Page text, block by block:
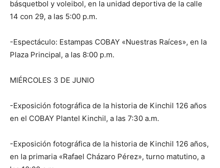
básquetbol y voleibol, en la unidad deportiva de la calle
14 con 29, a las 5:00 p.m.
-Espectáculo: Estampas COBAY «Nuestras Raíces», en la
Plaza Principal, a las 8:00 p.m.
MIÉRCOLES 3 DE JUNIO
-Exposición fotográfica de la historia de Kinchil 126 años
en el COBAY Plantel Kinchil, a las 7:30 a.m.
-Exposición fotográfica de la historia de Kinchil 126 años,
en la primaria «Rafael Cházaro Pérez», turno matutino, a